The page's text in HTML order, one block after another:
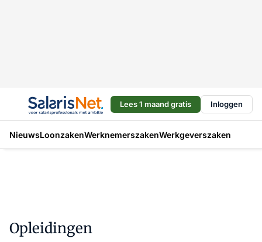
Lees 1 maand gratis Inloggen
NieuwsLoonzakenWerknemerszakenWerkgeverszaken
Opleidingen